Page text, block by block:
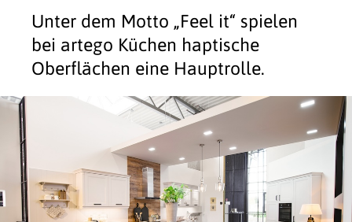
Unter dem Motto „Feel it“ spielen
bei artego Küchen haptische
Oberflächen eine Hauptrolle.